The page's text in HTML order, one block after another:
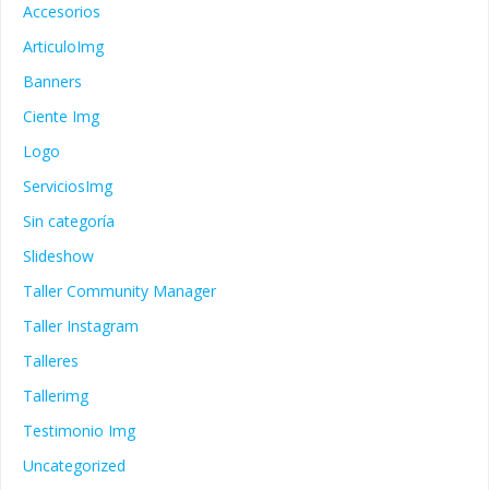
Accesorios
ArticuloImg
Banners
Ciente Img
Logo
ServiciosImg
Sin categoría
Slideshow
Taller Community Manager
Taller Instagram
Talleres
Tallerimg
Testimonio Img
Uncategorized